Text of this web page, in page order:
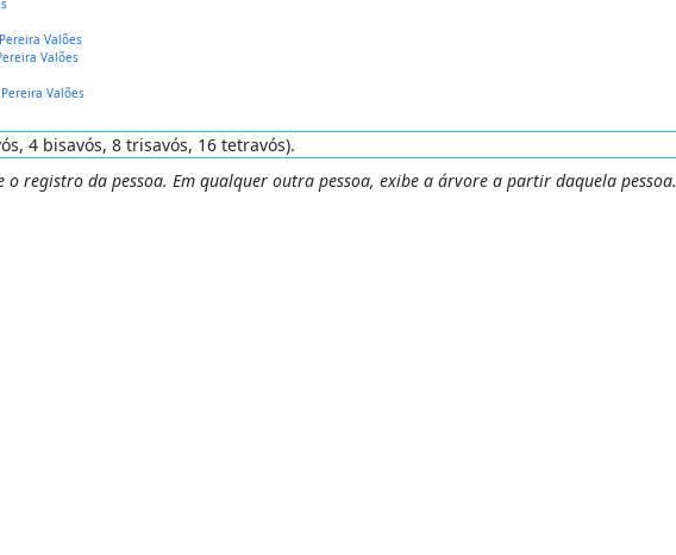
Valões
Valões
Valões
4 bisavós, 8 trisavós, 16 tetravós).
registro da pessoa. Em qualquer outra pessoa, exibe a árvore a partir daquela pessoa.